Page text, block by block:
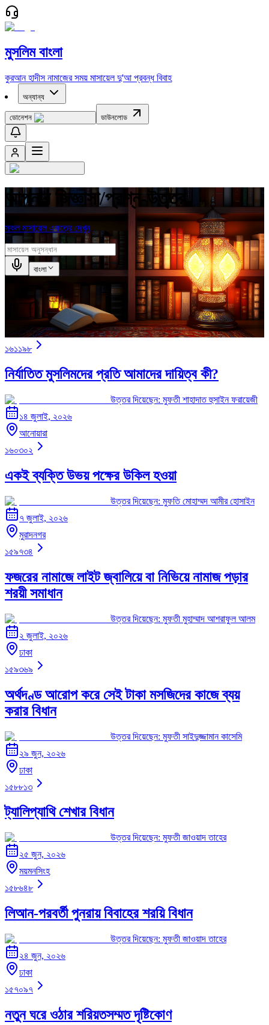
মুসলিম বাংলা
কুরআন হাদীস নামাজের সময় মাসায়েল দু'আ প্রবন্ধ বিবাহ
অন্যান্য
ডোনেশন ডাউনলোড
আপনার জিজ্ঞাসা/প্রশ্ন-উত্তর
সকল মাসায়েল একত্রে দেখুন
বাংলা
১৬১১৯৮
নির্যাতিত মুসলিমদের প্রতি আমাদের দায়িত্ব কী?
উত্তর দিয়েছেন: মুফতী শাহাদাত হুসাইন ফরায়েজী
১৪ জুলাই, ২০২৬
আনোয়ারা
১৬০৩০২
একই ব্যক্তি উভয় পক্ষের উকিল হওয়া
উত্তর দিয়েছেন: মুফতি মোহাম্মদ আমীর হোসাইন
৭ জুলাই, ২০২৬
মুরাদনগর
১৫৯৭৩৪
ফজরের নামাজে লাইট জ্বালিয়ে বা নিভিয়ে নামাজ পড়ার
শরয়ী সমাধান
উত্তর দিয়েছেন: মুফতী মুহাম্মাদ আশরাফুল আলম
২ জুলাই, ২০২৬
ঢাকা
১৫৯৩৬৯
অর্থদণ্ড আরোপ করে সেই টাকা মসজিদের কাজে ব্যয়
করার বিধান
উত্তর দিয়েছেন: মুফতী সাইদুজ্জামান কাসেমি
২৯ জুন, ২০২৬
ঢাকা
১৫৮৮১৩
ট্যালিপ্যাথি শেখার বিধান
উত্তর দিয়েছেন: মুফতী জাওয়াদ তাহের
২৫ জুন, ২০২৬
ময়মনসিংহ
১৫৮৬৪৮
লিআন-পরবর্তী পুনরায় বিবাহের শরয়ি বিধান
উত্তর দিয়েছেন: মুফতী জাওয়াদ তাহের
২৪ জুন, ২০২৬
ঢাকা
১৫৭০৯৭
নতুন ঘরে ওঠার শরিয়তসম্মত দৃষ্টিকোণ